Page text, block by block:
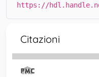
https://
Citazioni